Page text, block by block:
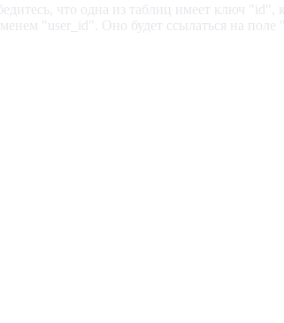
что одна из таблиц имеет ключ "id",
"user_id". Оно будет ссылаться на поле